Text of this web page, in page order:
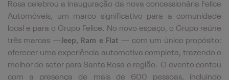
Rosa celebrou a inauguração da nova concessionária Felice
Automóveis, um marco significativo para a comunidade
local e para o Grupo Felice. No novo espaço, o Grupo reúne
três marcas —Jeep, Ram e Fiat — com um único propósito:
oferecer uma experiência automotiva completa, trazendo o
melhor do setor para Santa Rosa e região. O evento contou
com a presença de mais de 600 pessoas, incluindo